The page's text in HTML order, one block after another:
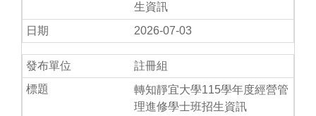
生資訊
2026-07-03
註冊組
轉知靜宜大學115學年度經營管
理進修學士班招生資訊